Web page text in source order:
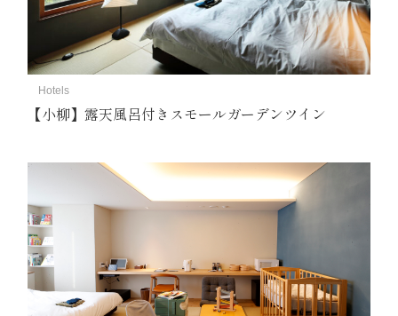
Hotels
【小柳】露天風呂付きスモールガーデンツイン